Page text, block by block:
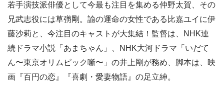
若手演技派俳優として今最も注目を集める仲野太賀、その
兄武志役には草彅剛。諭の運命の女性である比嘉ユイに伊
藤沙莉と、今注目のキャストが大集結！監督は、NHK連
続ドラマ小説「あまちゃん」、NHK大河ドラマ「いだて
ん〜東京オリムピック噺〜」の井上剛が務め、脚本は、映
画『百円の恋』『喜劇・愛妻物語』の足立紳。